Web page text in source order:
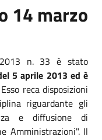
14 marzo
n. 33 è stato
5 aprile 2013 ed è
reca disposizioni
riguardante gli
e diffusione di
Amministrazioni". Il